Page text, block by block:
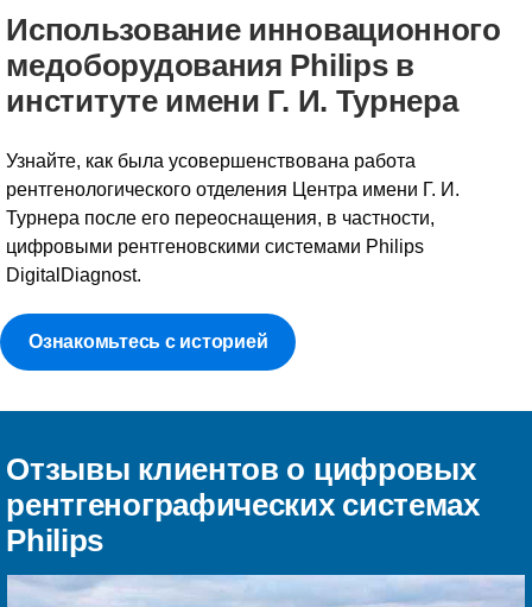
Использование инновационного
медоборудования Philips в
институте имени Г. И. Турнера
Узнайте, как была усовершенствована работа
рентгенологического отделения Центра имени Г. И.
Турнера после его переоснащения, в частности,
цифровыми рентгеновскими системами Philips
DigitalDiagnost.
Ознакомьтесь с историей
Отзывы клиентов о цифровых
рентгенографических системах
Philips